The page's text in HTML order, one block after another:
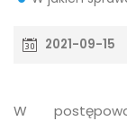
2021-09-15
W